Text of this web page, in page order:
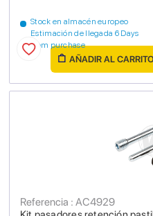
Stock en almacén europeo
Estimación de llegada 6 Days
from purchase
AÑADIR AL
Referencia : AC4929